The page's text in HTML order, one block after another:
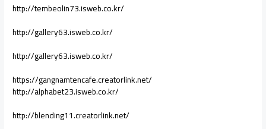
http://tembeolin73.isweb.co.kr/
http://gallery63.isweb.co.kr/
http://gallery63.isweb.co.kr/
https://gangnamtencafe.creatorlink.net/
http://alphabet23.isweb.co.kr/
http://blending11.creatorlink.net/